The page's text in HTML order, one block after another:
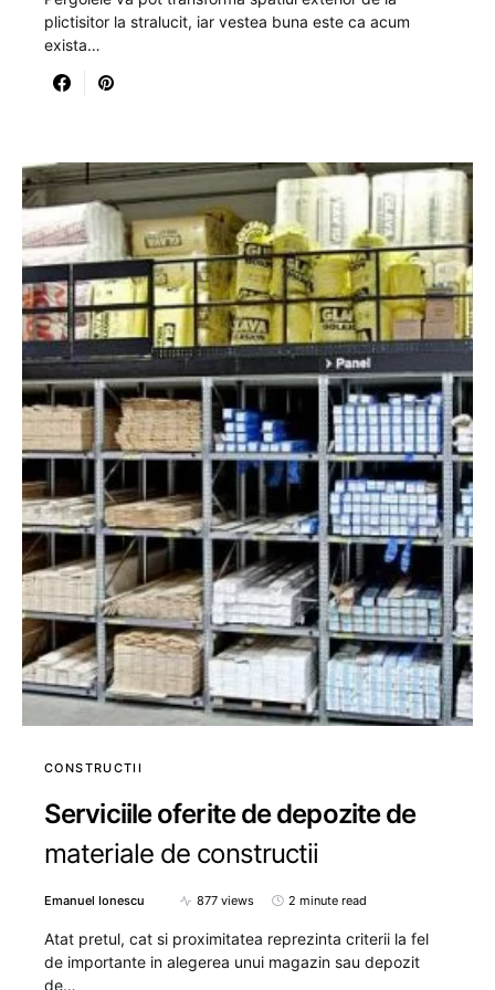
plictisitor la stralucit, iar vestea buna este ca acum
exista…
CONSTRUCTII
Serviciile oferite de depozite de
materiale de constructii
Emanuel Ionescu 877 views 2 minute read
Atat pretul, cat si proximitatea reprezinta criterii la fel
de importante in alegerea unui magazin sau depozit
de…